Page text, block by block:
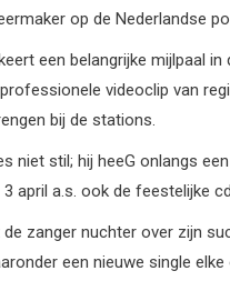
op de Nederlandse
een belangrijke mijlpaal
videoclip van
bij de stations.
niet stil; hij heeG onlangs
april a.s. ook de feestelijke
zanger nuchter over zijn
een nieuwe single